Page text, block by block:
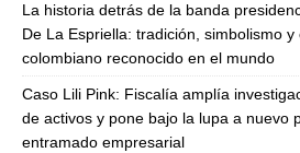
La historia detrás de la banda
De La Espriella: tradición, simbolismo
colombiano reconocido en el mundo
Caso Lili Pink: Fiscalía amplía
de activos y pone bajo la lupa a nuevo
entramado empresarial